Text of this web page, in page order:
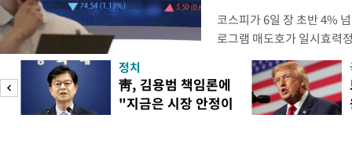
코스피가 6일 장 초반 4%
로그램 매도호가 일시효력
한국거래소는 이날 오전
했다고 밝혔다. 발동 당시
대비 5.12% 급락한 987.24
스피200을 기초자산으로
정치
靑, 김용범 책임론에
"지금은 시장 안정이